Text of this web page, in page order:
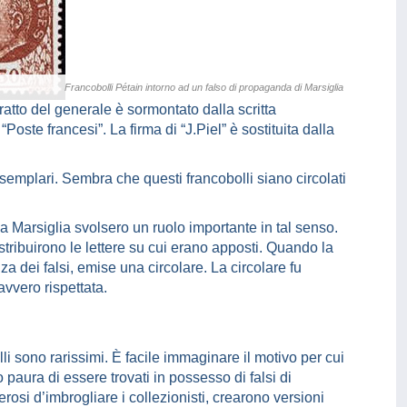
Francobolli Pétain intorno ad un falso di propaganda di Marsiglia
del generale è sormontato dalla scritta
francesi”. La firma di “J.Piel” è sostituita dalla
Sembra che questi francobolli siano circolati
Marsiglia svolsero un ruolo importante in tal senso.
le lettere su cui erano apposti. Quando la
dei falsi, emise una circolare. La circolare fu
rispettata.
sono rarissimi. È facile immaginare il motivo per cui
di essere trovati in possesso di falsi di
d’imbrogliare i collezionisti, crearono versioni